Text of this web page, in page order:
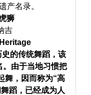
产名录。
狮
吉
的传统舞蹈，该
。由于当地习惯把
舞，因而称为“高
蹈，已经成为人